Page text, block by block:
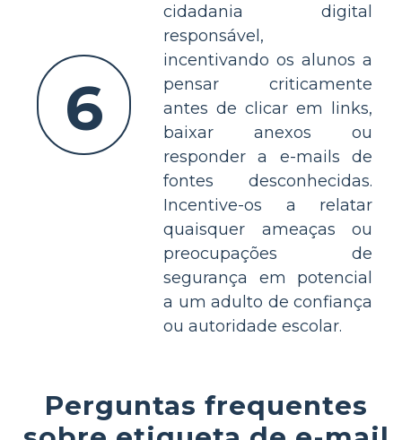
6
cidadania digital
responsável,
incentivando os alunos a
pensar criticamente
antes de clicar em links,
baixar anexos ou
responder a e-mails de
fontes desconhecidas.
Incentive-os a relatar
quaisquer ameaças ou
preocupações de
segurança em potencial
a um adulto de confiança
ou autoridade escolar.
Perguntas frequentes